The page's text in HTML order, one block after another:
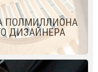
ПОЛМИЛЛИОНА
ДИЗАЙНЕРА